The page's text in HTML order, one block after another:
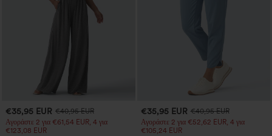
€35,95 EUR €40,95 EUR
Αγοράστε 2 για €61,54 EUR, 4 για
€123,08 EUR
€35,95 EUR €40,95 EUR
Αγοράστε 2 για €52,62 EUR, 4 για
€105,24 EUR